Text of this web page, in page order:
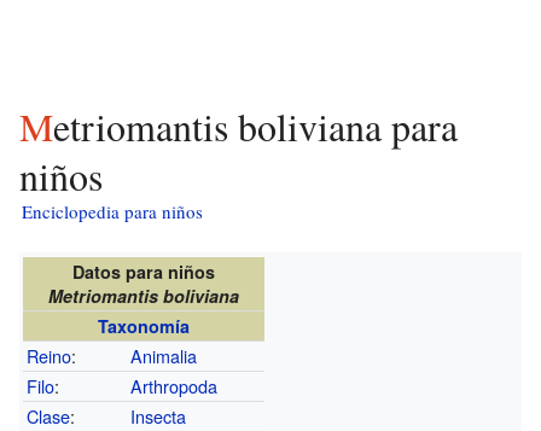
Metriomantis boliviana para
niños
Enciclopedia para niños
Datos para niños
Metriomantis boliviana
Taxonomía
Reino:
Animalia
Filo:
Arthropoda
Clase:
Insecta